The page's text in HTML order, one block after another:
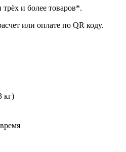
и более товаров*.
или оплате по QR коду.
кг)